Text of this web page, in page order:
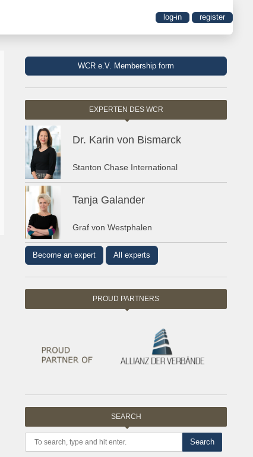
log-in register
WCR e.V. Membership form
EXPERTEN DES WCR
Dr. Karin von Bismarck
Stanton Chase International
Tanja Galander
Graf von Westphalen
Become an expert All experts
PROUD PARTNERS
SEARCH
Search